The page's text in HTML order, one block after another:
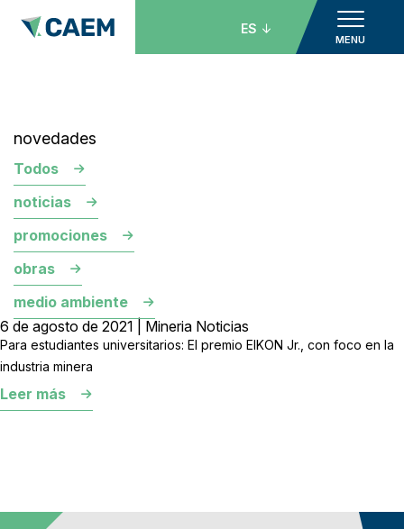
MENU
ES
novedades
Todos
noticias
promociones
obras
medio ambiente
6 de agosto de 2021 | Mineria Noticias
Para estudiantes universitarios: El premio EIKON Jr., con foco en la
industria minera
Leer más